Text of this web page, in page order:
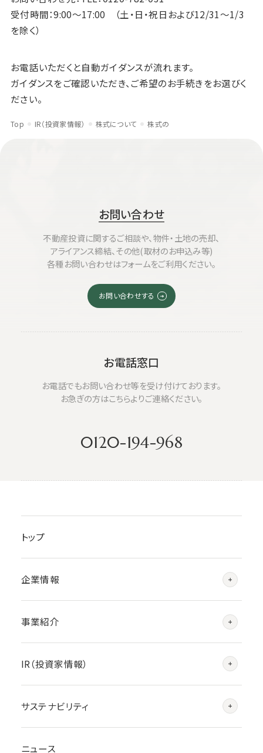
Top IR（投資家情報） 株式について 株式の
受付時間：9:00～17:00 （土・日・祝日および12/31～1/3
を除く）
お電話いただくと自動ガイダンスが流れます。
ガイダンスをご確認いただき、ご希望のお手続きをお選びく
ださい。
お問い合わせ
不動産投資に関するご相談や、物件・土地の売却、
アライアンス締結、その他(取材のお申込み等)
各種お問い合わせはフォームをご利用ください。
お問い合わせする
お電話窓口
お電話でもお問い合わせ等を受け付けております。
お急ぎの方はこちらよりご連絡ください。
0120-194-968
トップ
企業情報
事業紹介
IR（投資家情報）
サステナビリティ
ニュース